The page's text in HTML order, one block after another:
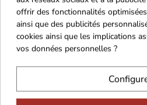
Maison Familiale
offrir des fonctionnalités
ainsi que des publicités
cookies ainsi que les implications
vos données personnelles ?